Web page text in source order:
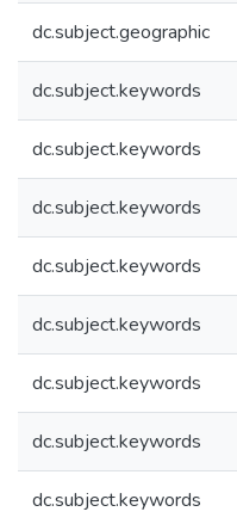
dc.subject.geographic
dc.subject.keywords
dc.subject.keywords
dc.subject.keywords
dc.subject.keywords
dc.subject.keywords
dc.subject.keywords
dc.subject.keywords
dc.subject.keywords